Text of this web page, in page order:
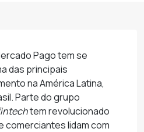
Pago tem se
das principais
na América Latina,
Parte do grupo
tem revolucionado
comerciantes lidam com